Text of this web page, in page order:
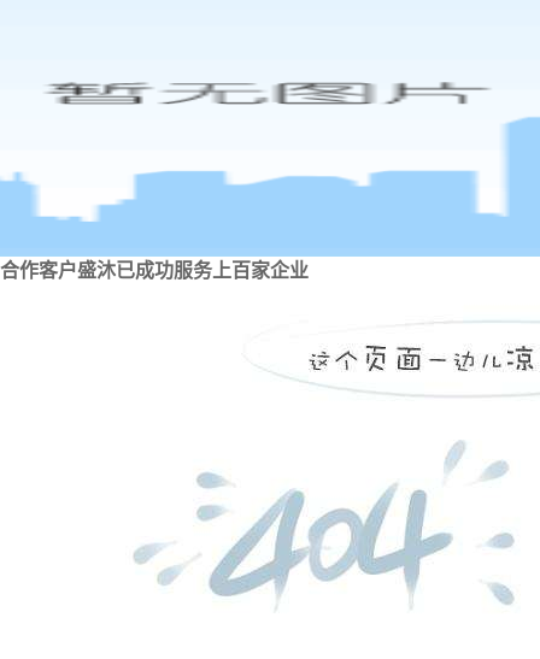
合作客户盛沐已成功服务上百家企业